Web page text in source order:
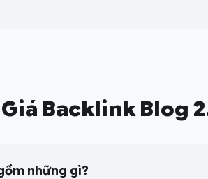
Giá Backlink Blog
những gì?